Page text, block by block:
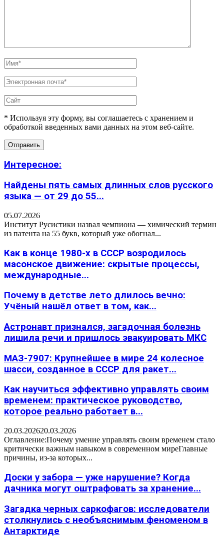
* Используя эту форму, вы соглашаетесь с хранением и
обработкой введенных вами данных на этом веб-сайте.
Интересное:
Найдены пять самых длинных слов русского
языка — от 29 до 55...
05.07.2026
Институт Русистики назвал чемпиона — химический термин
из патента на 55 букв, который уже обогнал...
Как в конце 1980-х в СССР возродилось
масонское движение: скрытые процессы,
международные...
Почему в детстве лето длилось вечно:
Учёный нашёл ответ в том, как...
Астронавт признался, загадочная болезнь
лишила речи и пришлось эвакуировать МКС
МАЗ-7907: Крупнейшее в мире 24 колесное
шасси, созданное в СССР для ракет...
Как научиться эффективно управлять своим
временем: практическое руководство,
которое реально работает в...
20.03.202620.03.2026
Оглавление:Почему умение управлять своим временем стало
критически важным навыком в современном миреГлавные
причины, из-за которых...
Доски у забора — уже нарушение? Когда
дачника могут оштрафовать за хранение...
Загадка черных саркофагов: исследователи
столкнулись с необъяснимым феноменом в
Антарктиде